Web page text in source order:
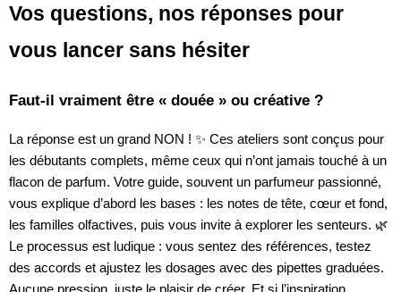
Vos questions, nos réponses pour
vous lancer sans hésiter
Faut-il vraiment être « douée » ou créative ?
La réponse est un grand NON ! ✨ Ces ateliers sont conçus pour
les débutants complets, même ceux qui n’ont jamais touché à un
flacon de parfum. Votre guide, souvent un parfumeur passionné,
vous explique d’abord les bases : les notes de tête, cœur et fond,
les familles olfactives, puis vous invite à explorer les senteurs. 🌿
Le processus est ludique : vous sentez des références, testez
des accords et ajustez les dosages avec des pipettes graduées.